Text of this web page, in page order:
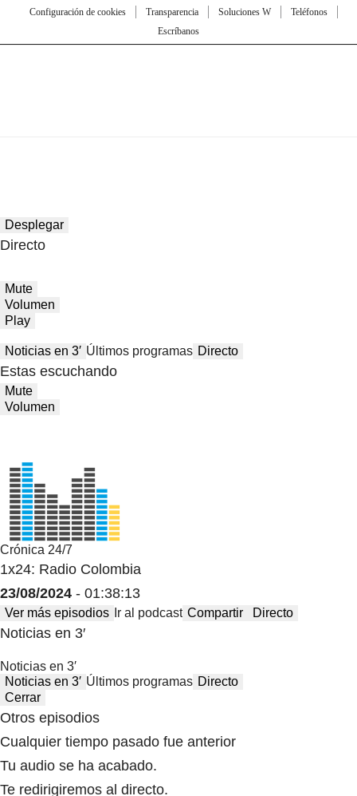
Configuración de cookies
Transparencia Soluciones W
Teléfonos
Escríbanos
Desplegar
Directo
Mute
Volumen
Play
Noticias en 3′ Últimos programas Directo
Estas escuchando
Mute
Volumen
Crónica 24/7
1x24: Radio Colombia
23/08/2024 - 01:38:13
Ver más episodios Ir al podcast Compartir Directo
Noticias en 3′
Noticias en 3′
Noticias en 3′ Últimos programas Directo
Cerrar
Otros episodios
Cualquier tiempo pasado fue anterior
Tu audio se ha acabado.
Te redirigiremos al directo.